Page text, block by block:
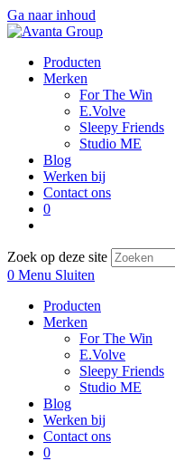
Ga naar inhoud
Producten
Merken
For The Win
E.Volve
Sleepy Friends
Studio ME
Blog
Werken bij
Contact ons
0
Zoek op deze site
0 Menu Sluiten
Producten
Merken
For The Win
E.Volve
Sleepy Friends
Studio ME
Blog
Werken bij
Contact ons
0